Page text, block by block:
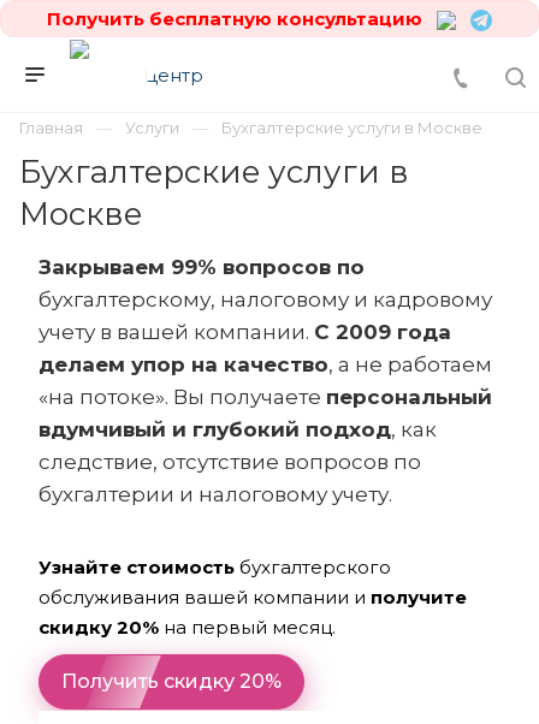
Получить бесплатную консультацию
Главная Услуги Бухгалтерские услуги в Москве
Бухгалтерские услуги в
Москве
Закрываем 99% вопросов по
бухгалтерскому, налоговому и кадровому
учету в вашей компании. С 2009 года
делаем упор на качество, а не работаем
«на потоке». Вы получаете персональный
вдумчивый и глубокий подход, как
следствие, отсутствие вопросов по
бухгалтерии и налоговому учету.
Узнайте стоимость бухгалтерского
обслуживания вашей компании и получите
скидку 20% на первый месяц.
Получить скидку 20%